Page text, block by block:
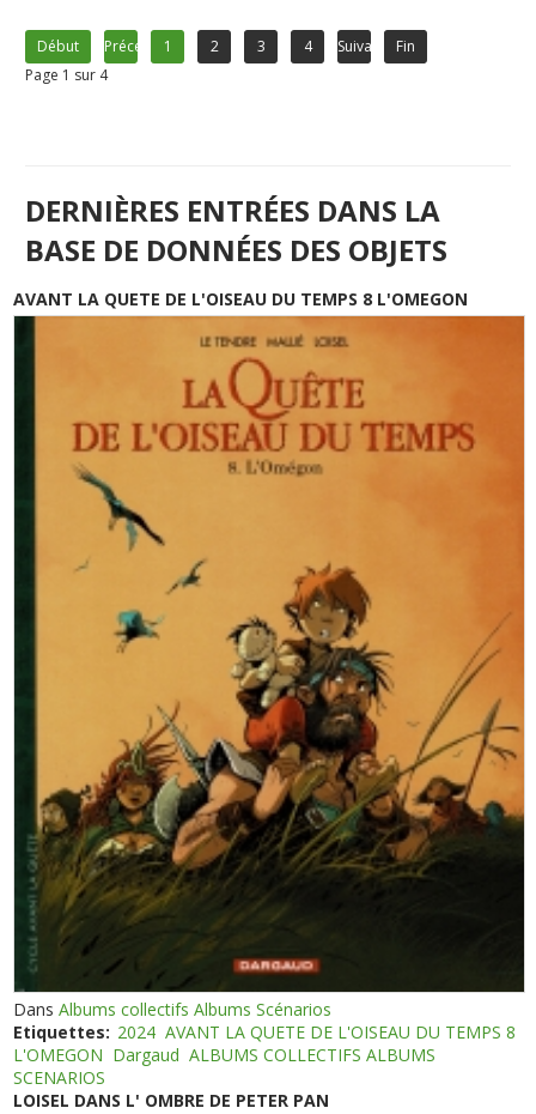
Début Précédent1 2 3 4 Suivant
Fin
Page 1 sur 4
DERNIÈRES ENTRÉES DANS LA
BASE DE DONNÉES DES OBJETS
AVANT LA QUETE DE L'OISEAU DU TEMPS 8 L'OMEGON
DansAlbums collectifs Albums Scénarios
Etiquettes: 2024 AVANT LA QUETE DE L'OISEAU DU TEMPS 8
L'OMEGON Dargaud ALBUMS COLLECTIFS ALBUMS
SCENARIOS
LOISEL DANS L' OMBRE DE PETER PAN